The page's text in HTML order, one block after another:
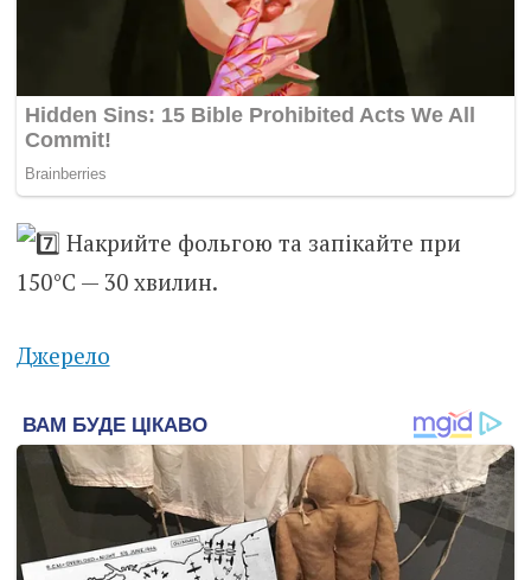
Накрийте фольгою та запікайте при
150°C — 30 хвилин.
Джерело